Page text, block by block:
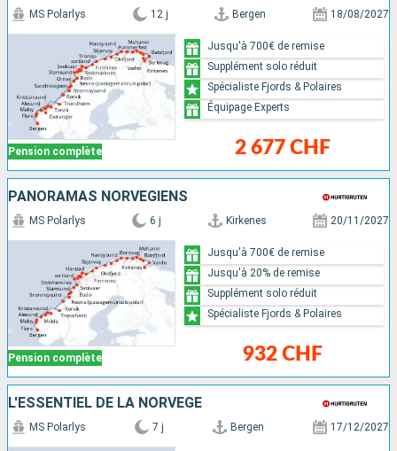
Pension complète
MS Polarlys 12 j Bergen 18/08/2027
2 677 CHF
Jusqu'à 700€ de remise
Supplément solo réduit
Spécialiste Fjords & Polaires
Équipage Experts
PANORAMAS NORVÉGIENS
Pension complète
MS Polarlys 6 j Kirkenes 20/11/2027
932 CHF
Jusqu'à 700€ de remise
Jusqu'à 20% de remise
Supplément solo réduit
Spécialiste Fjords & Polaires
L'ESSENTIEL DE LA NORVÈGE
MS Polarlys 7 j Bergen 17/12/2027